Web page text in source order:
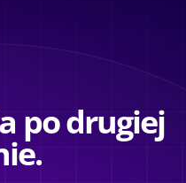
po drugiej